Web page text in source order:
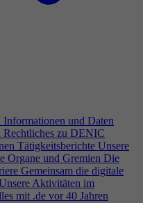
Informationen und Daten
Rechtliches zu DENIC
Tätigkeitsberichte Unsere
Organe und Gremien Die
Gemeinsam die digitale
Aktivitäten im
mit .de vor 40 Jahren